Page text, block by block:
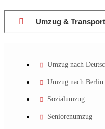
Umzug &
Umzug nach
Umzug nach Berlin
Sozialumzug
Seniorenumzug